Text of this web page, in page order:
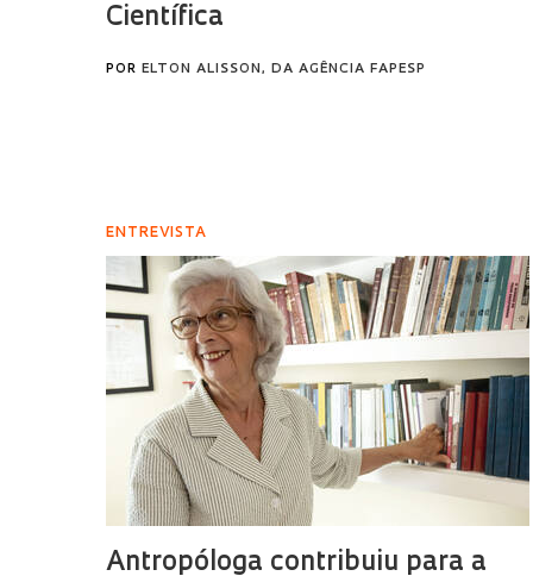
Científica
POR ELTON ALISSON, DA AGÊNCIA FAPESP
ENTREVISTA
Antropóloga contribuiu para a